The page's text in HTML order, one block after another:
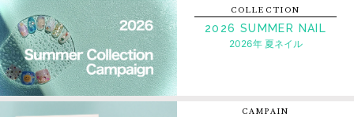
COLLECTION
2026 SUMMER NAIL
2026年 夏ネイル
CAMPAIN